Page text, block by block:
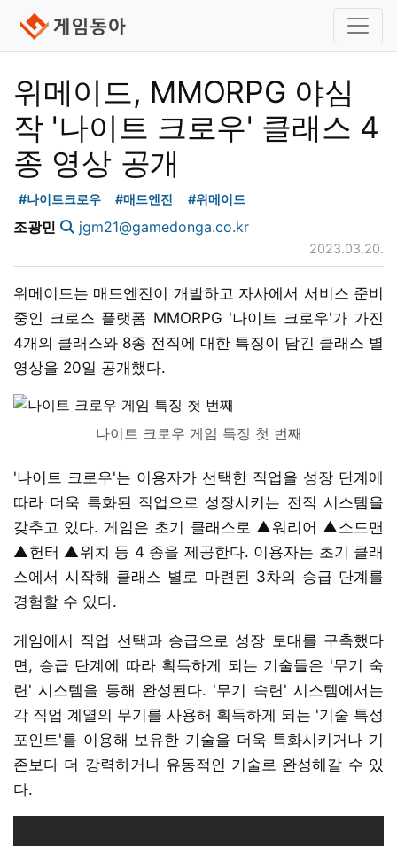
위메이드, MMORPG 야심
작 '나이트 크로우' 클래스 4
종 영상 공개
#나이트크로우 #매드엔진 #위메이드
조광민 jgm21@gamedonga.co.kr
2023.03.20.
위메이드는 매드엔진이 개발하고 자사에서 서비스 준비
중인 크로스 플랫폼 MMORPG '나이트 크로우'가 가진
4개의 클래스와 8종 전직에 대한 특징이 담긴 클래스 별
영상을 20일 공개했다.
나이트 크로우 게임 특징 첫 번째
'나이트 크로우'는 이용자가 선택한 직업을 성장 단계에
따라 더욱 특화된 직업으로 성장시키는 전직 시스템을
갖추고 있다. 게임은 초기 클래스로 ▲워리어 ▲소드맨
▲헌터 ▲위치 등 4 종을 제공한다. 이용자는 초기 클래
스에서 시작해 클래스 별로 마련된 3차의 승급 단계를
경험할 수 있다.
게임에서 직업 선택과 승급으로 성장 토대를 구축했다
면, 승급 단계에 따라 획득하게 되는 기술들은 '무기 숙
련' 시스템을 통해 완성된다. '무기 숙련' 시스템에서는
각 직업 계열의 무기를 사용해 획득하게 되는 '기술 특성
포인트'를 이용해 보유한 기술을 더욱 특화시키거나 기
존보다 더 강력하거나 유동적인 기술로 완성해갈 수 있
다.